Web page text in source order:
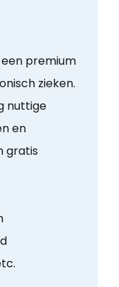
premium
zieken.
nuttige
en
gratis